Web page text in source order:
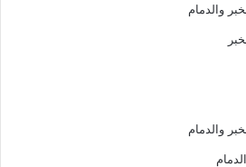
والدمام
والدمام